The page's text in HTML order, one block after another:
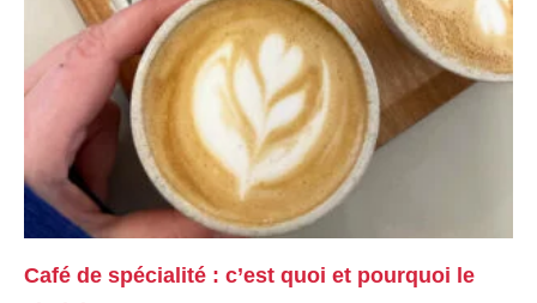
Café de spécialité : c’est quoi et pourquoi le